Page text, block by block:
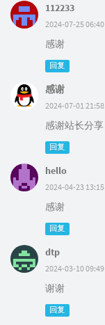
112233
2024-07-25 06:40
感谢
回复
感谢
2024-07-01 21:58
感谢站长分享
回复
hello
2024-04-23 13:15
感谢
回复
dtp
2024-03-10 09:49
谢谢
回复